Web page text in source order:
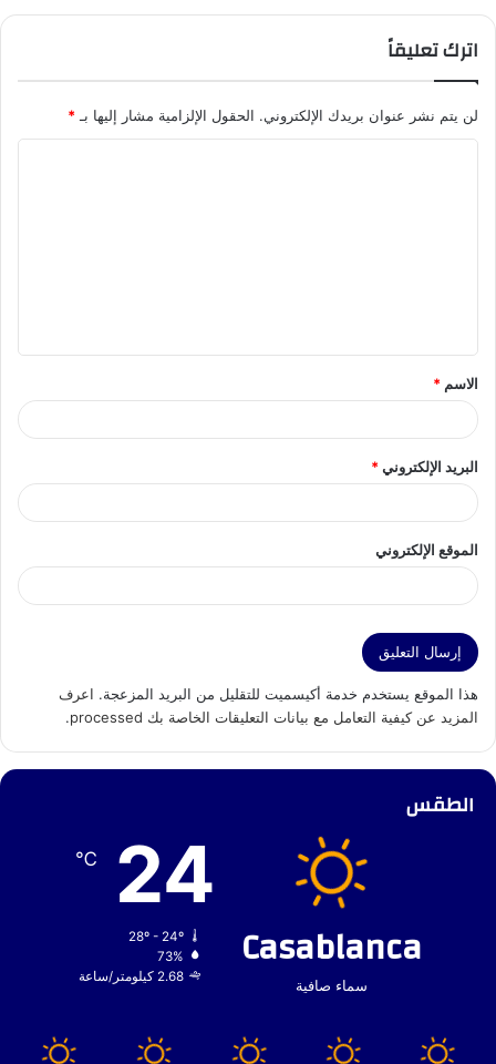
اترك تعليقاً
لن يتم نشر عنوان بريدك الإلكتروني. الحقول الإلزامية مشار إليها بـ *
ق
*
الاسم *
البريد الإلكتروني*
الموقع الإلكتروني
هذا الموقع يستخدم خدمة أكيسميت للتقليل من البريد المزعجة. اعرف
المزيد عن كيفية التعامل مع بيانات التعليقات الخاصة بك processed
.
الطقس
Casablanca
سماء صافية
24
℃
28º - 24º
73%
2.68 كيلومتر/ساعة